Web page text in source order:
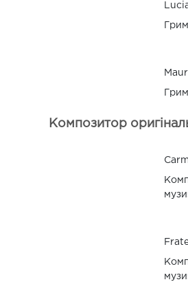
Композитор